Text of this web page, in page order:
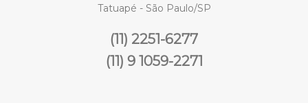
Tatuapé - São Paulo/SP
(11) 2251-6277
(11) 9 1059-2271